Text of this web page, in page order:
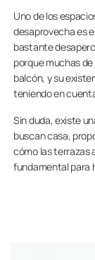
Uno de los
desaprovecha es
bastante
porque muchas
balcón, y su
teniendo en
Sin duda, existe
buscan casa,
cómo las terrazas
fundamental para